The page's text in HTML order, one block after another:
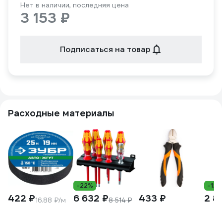
Нет в наличии, последняя цена
3 153 ₽
Подписаться на товар
Расходные материалы
422 ₽16.88 ₽/м
-22%
6 632 ₽8 514 ₽ 433 ₽
-12%
2